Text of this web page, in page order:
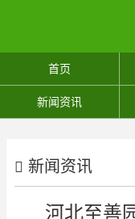
首页
新闻资讯
新闻资讯
河北至善